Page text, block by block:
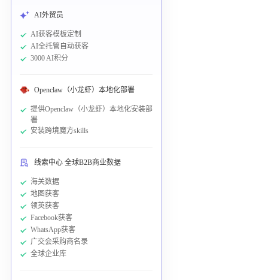
AI外贸员
AI获客模板定制
AI全托管自动获客
3000 AI积分
Openclaw（小龙虾）本地化部署
提供Openclaw（小龙虾）本地化安装部
署
安装跨境魔方skills
线索中心 全球B2B商业数据
海关数据
地图获客
领英获客
Facebook获客
WhatsApp获客
广交会采购商名录
全球企业库